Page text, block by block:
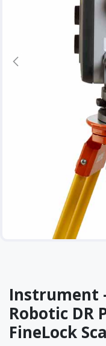
Instrument
Robotic DR
FineLock